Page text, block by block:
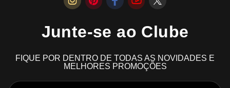
Junte-se ao Clube
FIQUE POR DENTRO DE TODAS AS NOVIDADES E
MELHORES PROMOÇÕES